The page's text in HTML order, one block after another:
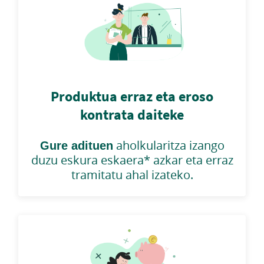
Produktua erraz eta eroso
kontrata daiteke
Gure adituen aholkularitza izango
duzu eskura eskaera* azkar eta erraz
tramitatu ahal izateko.